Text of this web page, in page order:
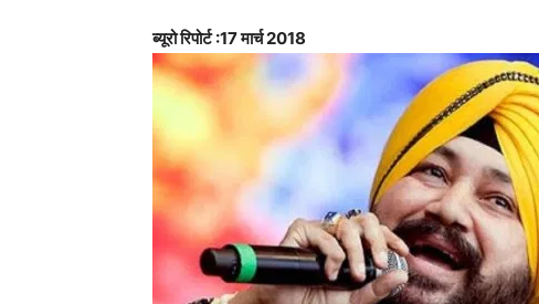
ब्यूरो रिपोर्ट :17 मार्च 2018